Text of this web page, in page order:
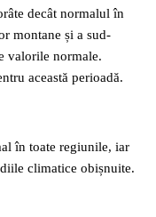
decât normalul în
montane și a sud-
valorile normale.
această perioadă.
în toate regiunile, iar
climatice obișnuite.